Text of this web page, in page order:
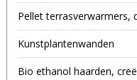
Pellet terrasverwarmers,
Kunstplantenwanden
Bio ethanol haarden,